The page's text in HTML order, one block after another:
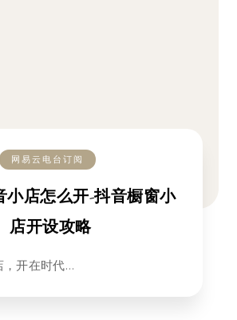
网易云电台订阅
小店怎么开-抖音橱窗小
店开设攻略
，开在时代…